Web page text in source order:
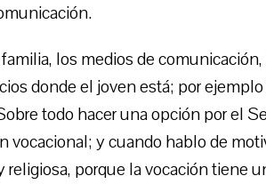
los medios de
donde el joven está; por
todo hacer una opción por el
vocacional; y cuando hablo de
religiosa, porque la vocación tiene